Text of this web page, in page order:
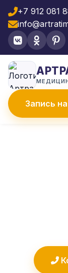
+7 912 081
Запись